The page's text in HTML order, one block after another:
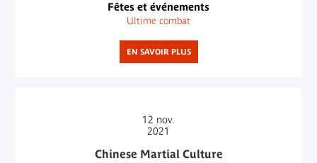
Fêtes et événements
Ultime combat
EN SAVOIR PLUS
12 nov.
2021
Chinese Martial Culture